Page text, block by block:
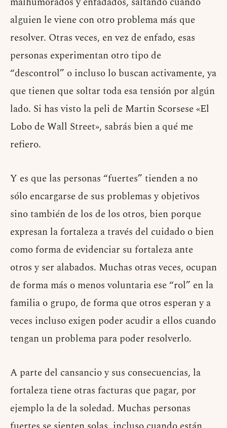
alguien le viene con otro problema más que
resolver. Otras veces, en vez de enfado, esas
personas experimentan otro tipo de
“descontrol” o incluso lo buscan activamente, ya
que tienen que soltar toda esa tensión por algún
lado. Si has visto la peli de Martin Scorsese «El
Lobo de Wall Street», sabrás bien a qué me
refiero.
Y es que las personas “fuertes” tienden a no
sólo encargarse de sus problemas y objetivos
sino también de los de los otros, bien porque
expresan la fortaleza a través del cuidado o bien
como forma de evidenciar su fortaleza ante
otros y ser alabados. Muchas otras veces, ocupan
de forma más o menos voluntaria ese “rol” en la
familia o grupo, de forma que otros esperan y a
veces incluso exigen poder acudir a ellos cuando
tengan un problema para poder resolverlo.
A parte del cansancio y sus consecuencias, la
fortaleza tiene otras facturas que pagar, por
ejemplo la de la soledad. Muchas personas